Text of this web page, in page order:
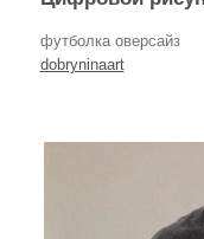
футболка оверсайз
dobryninaart